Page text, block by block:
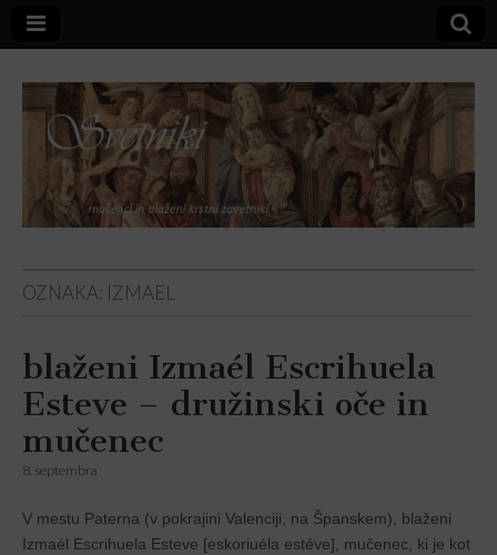
Svetniki,
mučenci in
blaženi
OZNAKA: IZMAEL
blaženi Izmaél Escrihuela
Esteve – družinski oče in
mučenec
8. septembra
V mestu Paterna (v pokrajini Valenciji, na Španskem), blaženi
Izmaél Escrihuela Esteve [eskoriuéla estéve], mučenec, ki je kot